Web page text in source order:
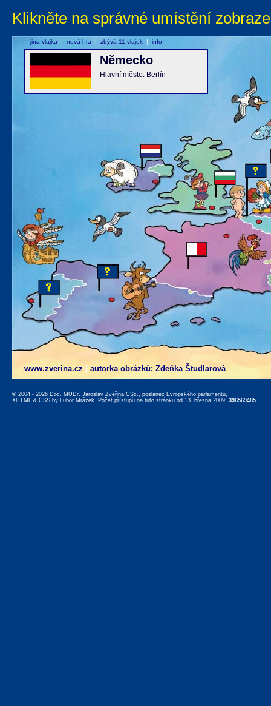
Klikněte na správné umístění
www.zverina.cz autorka obrázků: Zdeňka Študlarová
Německo
Hlavní město: Berlín
jiná vlajka | nová hra | zbývá 11 vlajek | info
© 2004 - 2026 Doc. MUDr. Jaroslav Zvěřina CSc., poslanec Evropského parlamentu,
XHTML & CSS by Lubor Mrázek. Počet přístupů na tuto stránku od 13. března 2009: 396569485